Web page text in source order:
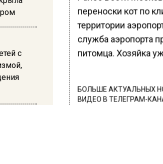
с
переноски кот по
территории
служба аэропорта
питомца. Хозяйка
БОЛЬШЕ АКТУАЛЬНЫХ
ВИДЕО В ТЕЛЕГРАМ-